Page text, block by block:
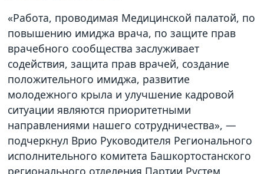
«Работа, проводимая Медицинской палатой, по
повышению имиджа врача, по защите прав
врачебного сообщества заслуживает
содействия, защита прав врачей, создание
положительного имиджа, развитие
молодежного крыла и улучшение кадровой
ситуации являются приоритетными
направлениями нашего сотрудничества», —
подчеркнул Врио Руководителя Регионального
исполнительного комитета Башкортостанского
регионального отделения Партии Рустем